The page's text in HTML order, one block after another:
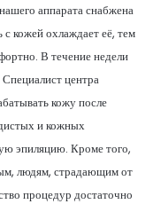
аппарата снабжена
кожей охлаждает её, тем
В течение недели
центра
кожу после
и кожных
эпиляцию. Кроме того,
людям, страдающим от
процедур достаточно